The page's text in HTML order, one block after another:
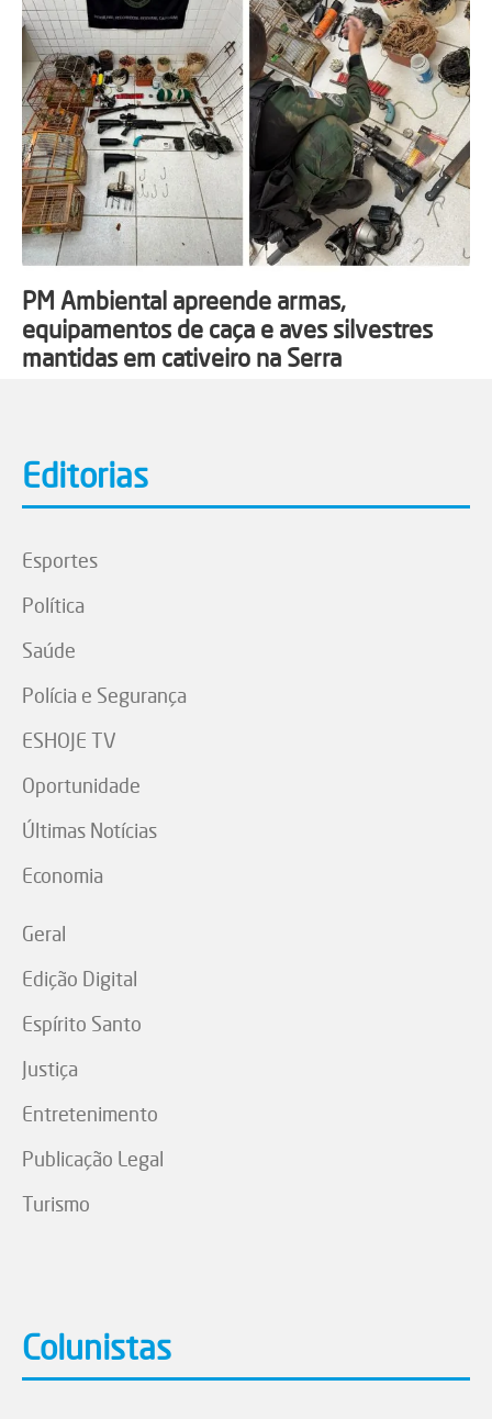
PM Ambiental apreende armas,
equipamentos de caça e aves silvestres
mantidas em cativeiro na Serra
Editorias
Esportes
Política
Saúde
Polícia e Segurança
ESHOJE TV
Oportunidade
Últimas Notícias
Economia
Geral
Edição Digital
Espírito Santo
Justiça
Entretenimento
Publicação Legal
Turismo
Colunistas